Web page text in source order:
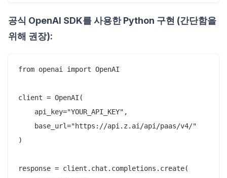
공식 OpenAI SDK를 사용한 Python 구현 (간단함을
위해 권장):
from openai import OpenAI
client = OpenAI(
    api_key="YOUR_API_KEY",
    base_url="https://api.z.ai/api/paas/v4/"
)
response = client.chat.completions.create(